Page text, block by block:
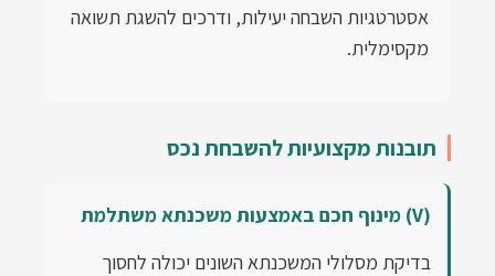
אסטרטגיות השבחה יעילות, ודרכים להשגת תשואה
מקסימלית.
תובנות מקצועיות להשבחת נכס
(V) מינוף חכם באמצעות משכנתא משתלמת
בדיקת מסלולי המשכנתא השונים יכולה לחסוך